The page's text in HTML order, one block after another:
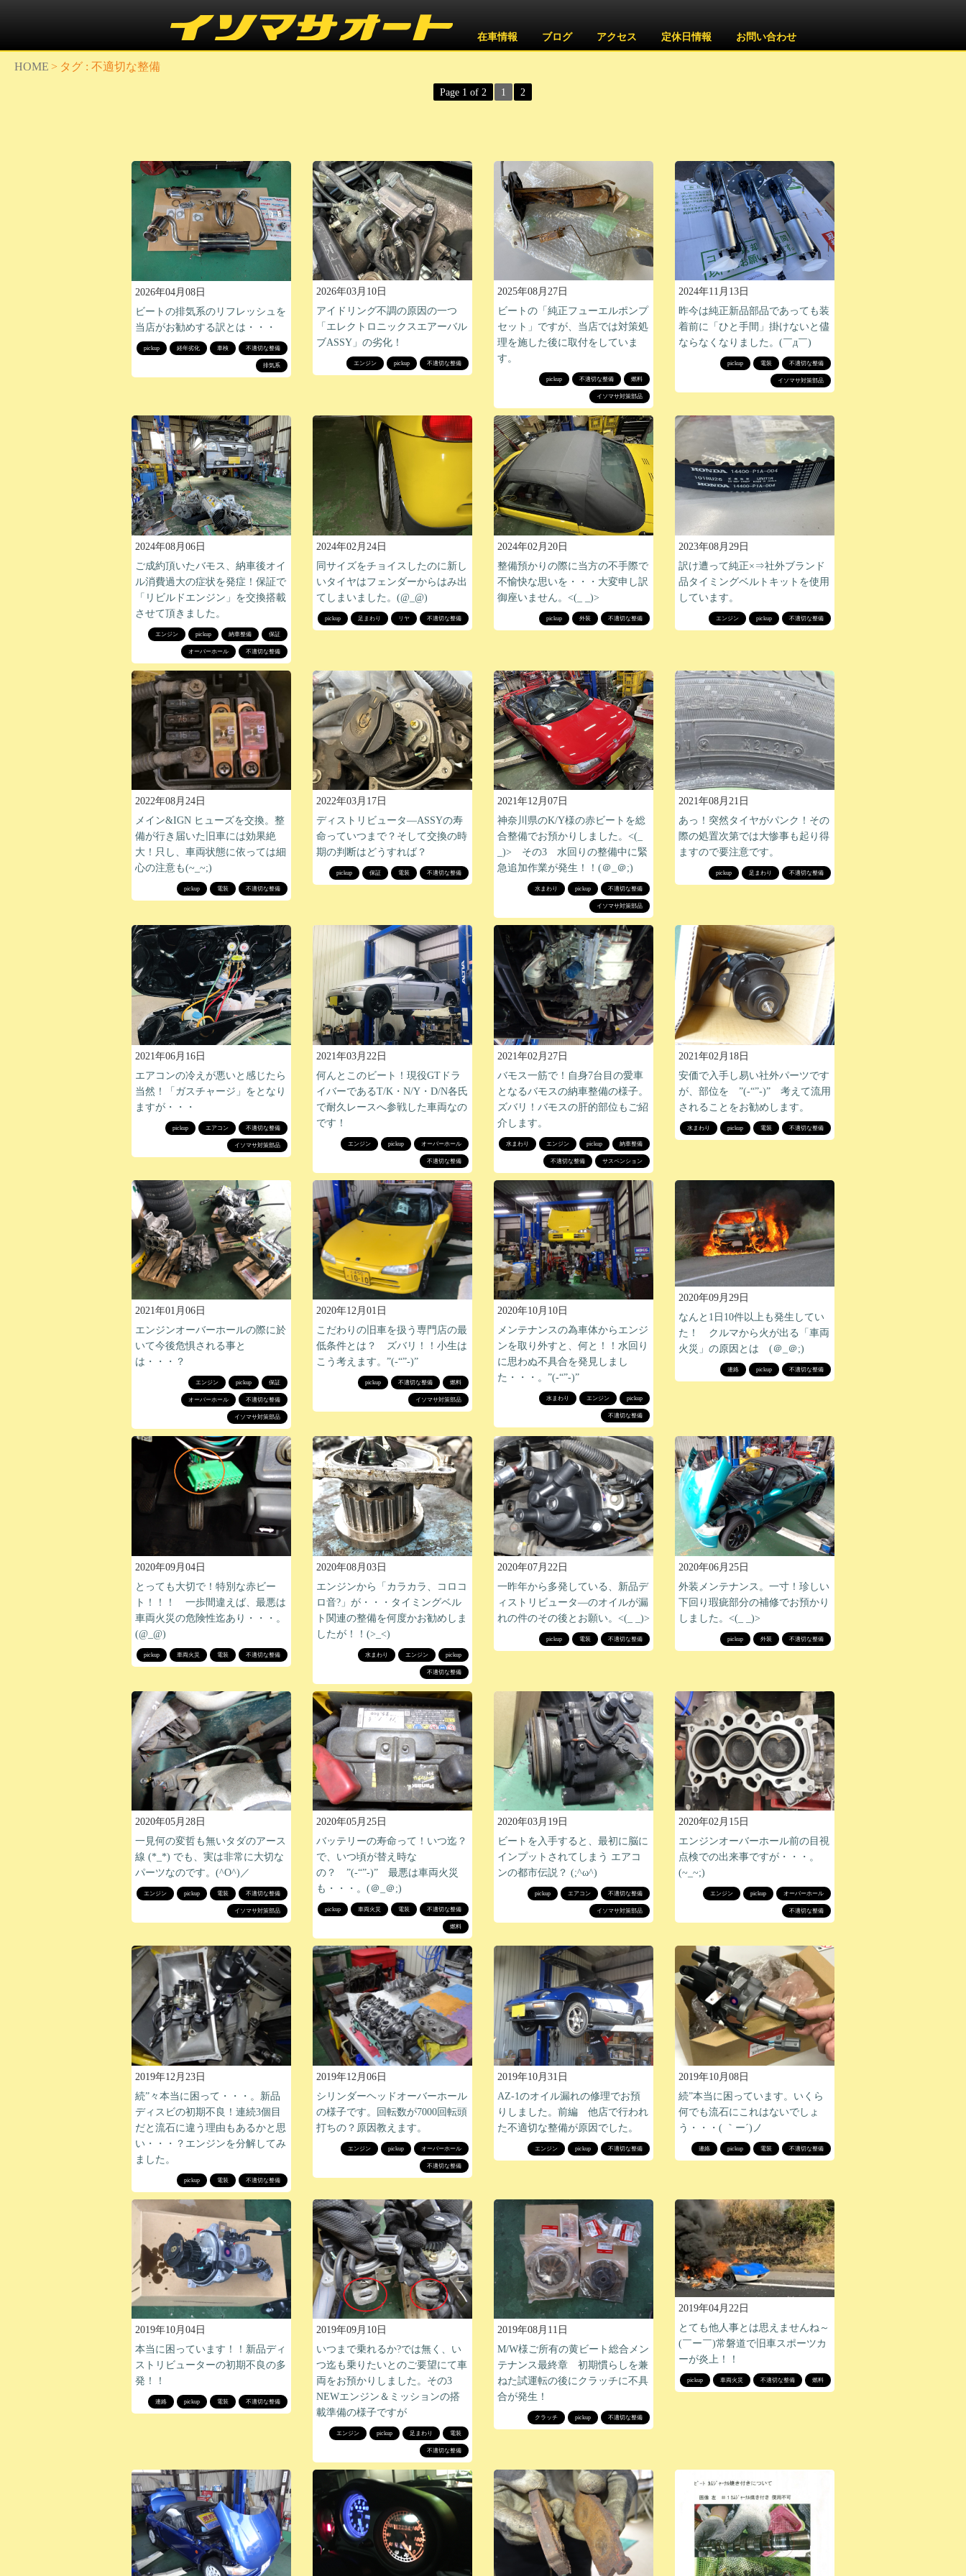
在車情報 ブログ アクセス 定休日情報 お問い合わせ
HOME > タグ : 不適切な整備
Page 1 of 2 1 2
2026年04月08日
ビートの排気系のリフレッシュを
当店がお勧めする訳とは・・・
pickup 経年劣化 車検 不適切な整備
排気系
2026年03月10日
アイドリング不調の原因の一つ
「エレクトロニックスエアーバル
ブASSY」の劣化！
エンジン pickup 不適切な整備
2025年08月27日
ビートの「純正フューエルポンプ
セット」ですが、当店では対策処
理を施した後に取付をしていま
す。
pickup 不適切な整備 燃料
イソマサ対策部品
2024年11月13日
昨今は純正新品部品であっても装
着前に「ひと手間」掛けないと儘
ならなくなりました。(￣д￣)
pickup 電装 不適切な整備
イソマサ対策部品
2024年08月06日
ご成約頂いたバモス、納車後オイ
ル消費過大の症状を発症！保証で
「リビルドエンジン」を交換搭載
させて頂きました。
エンジン pickup 納車整備 保証
オーバーホール 不適切な整備
2024年02月24日
同サイズをチョイスしたのに新し
いタイヤはフェンダーからはみ出
てしまいました。(@_@)
pickup 足まわり リヤ 不適切な整備
2024年02月20日
整備預かりの際に当方の不手際で
不愉快な思いを・・・大変申し訳
御座いません。<(_ _)>
pickup 外装 不適切な整備
2023年08月29日
訳け遭って純正×⇒社外ブランド
品タイミングベルトキットを使用
しています。
エンジン pickup 不適切な整備
2022年08月24日
メイン&IGN ヒューズを交換。整
備が行き届いた旧車には効果絶
大！只し、車両状態に依っては細
心の注意も(~_~;)
pickup 電装 不適切な整備
2022年03月17日
ディストリビュータ―ASSYの寿
命っていつまで？そして交換の時
期の判断はどうすれば？
pickup 保証 電装 不適切な整備
2021年12月07日
神奈川県のK/Y様の赤ビートを総
合整備でお預かりしました。<(_
_)> その3 水回りの整備中に緊
急追加作業が発生！！(＠_＠;)
水まわり pickup 不適切な整備
イソマサ対策部品
2021年08月21日
あっ！突然タイヤがパンク！その
際の処置次第では大惨事も起り得
ますので要注意です。
pickup 足まわり 不適切な整備
2021年06月16日
エアコンの冷えが悪いと感じたら
当然！「ガスチャージ」をとなり
ますが・・・
pickup エアコン 不適切な整備
イソマサ対策部品
2021年03月22日
何んとこのビート！現役GTドラ
イバーであるT/K・N/Y・D/N各氏
で耐久レースへ参戦した車両なの
です！
エンジン pickup オーバーホール
不適切な整備
2021年02月27日
バモス一筋で！自身7台目の愛車
となるバモスの納車整備の様子。
ズバリ！バモスの肝的部位もご紹
介します。
水まわり エンジン pickup 納車整備
不適切な整備 サスペンション
2021年02月18日
安価で入手し易い社外パーツです
が、部位を ”(-“”-)” 考えて流用
されることをお勧めします。
水まわり pickup 電装 不適切な整備
2021年01月06日
エンジンオーバーホールの際に於
いて今後危惧される事と
は・・・？
エンジン pickup 保証
オーバーホール 不適切な整備
イソマサ対策部品
2020年12月01日
こだわりの旧車を扱う専門店の最
低条件とは？ ズバリ！！小生は
こう考えます。”(-“”-)”
pickup 不適切な整備 燃料
イソマサ対策部品
2020年10月10日
メンテナンスの為車体からエンジ
ンを取り外すと、何と！！水回り
に思わぬ不具合を発見しまし
た・・・。”(-“”-)”
水まわり エンジン pickup
不適切な整備
2020年09月29日
なんと1日10件以上も発生してい
た！ クルマから火が出る「車両
火災」の原因とは (＠_＠;)
連絡 pickup 不適切な整備
2020年09月04日
とっても大切で！特別な赤ビー
ト！！！ 一歩間違えば、最悪は
車両火災の危険性迄あり・・・。
(@_@)
pickup 車両火災 電装 不適切な整備
2020年08月03日
エンジンから「カラカラ、コロコ
ロ音?」が・・・タイミングベル
ト関連の整備を何度かお勧めしま
したが！！(>_<)
水まわり エンジン pickup
不適切な整備
2020年07月22日
一昨年から多発している、新品デ
ィストリビュータ―のオイルが漏
れの件のその後とお願い。<(_ _)>
pickup 電装 不適切な整備
2020年06月25日
外装メンテナンス。一寸！珍しい
下回り瑕疵部分の補修でお預かり
しました。<(_ _)>
pickup 外装 不適切な整備
2020年05月28日
一見何の変哲も無いタダのアース
線 (*_*) でも、実は非常に大切な
パーツなのです。(^O^)／
エンジン pickup 電装 不適切な整備
イソマサ対策部品
2020年05月25日
バッテリーの寿命って！いつ迄？
で、いつ頃が替え時な
の？ ”(-“”-)” 最悪は車両火災
も・・・。(＠_＠;)
pickup 車両火災 電装 不適切な整備
燃料
2020年03月19日
ビートを入手すると、最初に脳に
インプットされてしまう エアコ
ンの都市伝説？ (;^ω^)
pickup エアコン 不適切な整備
イソマサ対策部品
2020年02月15日
エンジンオーバーホール前の目視
点検での出来事ですが・・・。
(~_~;)
エンジン pickup オーバーホール
不適切な整備
2019年12月23日
続”々本当に困って・・・。新品
ディスビの初期不良！連続3個目
だと流石に違う理由もあるかと思
い・・・？エンジンを分解してみ
ました。
pickup 電装 不適切な整備
2019年12月06日
シリンダーヘッドオーバーホール
の様子です。回転数が7000回転頭
打ちの？原因教えます。
エンジン pickup オーバーホール
不適切な整備
2019年10月31日
AZ-1のオイル漏れの修理でお預
りしました。前編 他店で行われ
た不適切な整備が原因でした。
エンジン pickup 不適切な整備
2019年10月08日
続”本当に困っています。いくら
何でも流石にこれはないでしょ
う・・・( ｀ー´)ノ
連絡 pickup 電装 不適切な整備
2019年10月04日
本当に困っています！！新品ディ
ストリビューターの初期不良の多
発！！
連絡 pickup 電装 不適切な整備
2019年09月10日
いつまで乗れるか?では無く、い
つ迄も乗りたいとのご要望にて車
両をお預かりしました。その3
NEWエンジン＆ミッションの搭
載準備の様子ですが
エンジン pickup 足まわり 電装
不適切な整備
2019年08月11日
M/W様ご所有の黄ビート総合メン
テナンス最終章 初期慣らしを兼
ねた試運転の後にクラッチに不具
合が発生！
クラッチ pickup 不適切な整備
2019年04月22日
とても他人事とは思えませんね～
(￣ー￣)常磐道で旧車スポーツカ
ーが炎上！！
pickup 車両火災 不適切な整備 燃料